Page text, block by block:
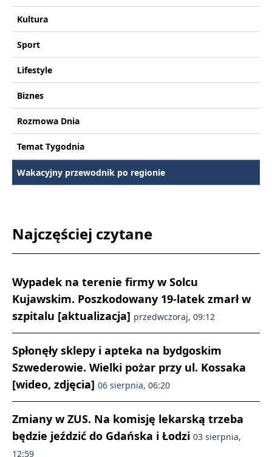
Kultura
Sport
Lifestyle
Biznes
Rozmowa Dnia
Temat Tygodnia
Wakacyjny przewodnik po regionie
Najczęściej czytane
Wypadek na terenie firmy w Solcu
Kujawskim. Poszkodowany 19-latek zmarł w
szpitalu [aktualizacja] przedwczoraj, 09:12
Spłonęły sklepy i apteka na bydgoskim
Szwederowie. Wielki pożar przy ul. Kossaka
[wideo, zdjęcia] 06 sierpnia, 06:20
Zmiany w ZUS. Na komisję lekarską trzeba
będzie jeździć do Gdańska i Łodzi 03 sierpnia,
12:59